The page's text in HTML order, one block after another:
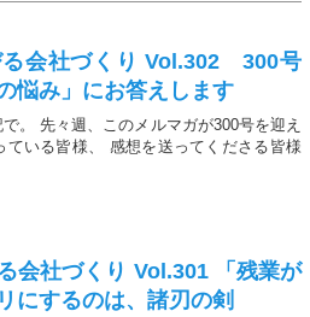
る会社づくり Vol.302 300号
悩み」にお答えします
。 先々週、このメルマガが300号を迎え
ている皆様、 感想を送ってくださる皆様
会社づくり Vol.301 「残業が
にするのは、諸刃の剣